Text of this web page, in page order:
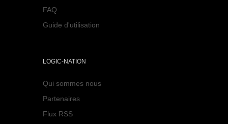
FAQ
Guide d'utilisation
LOGIC-NATION
Qui sommes nous
Partenaires
Flux RSS